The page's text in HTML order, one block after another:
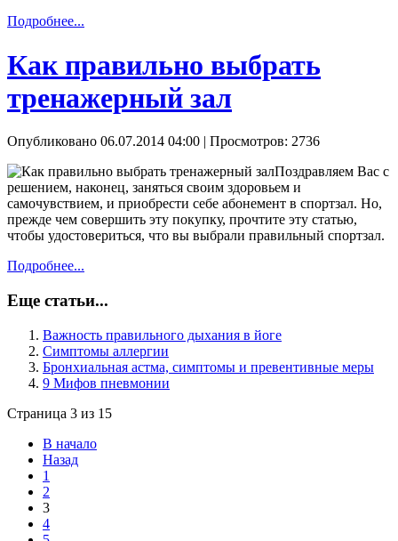
Подробнее...
Как правильно выбрать
тренажерный зал
Опубликовано 06.07.2014 04:00 | Просмотров: 2736
Поздравляем Вас с
решением, наконец, заняться своим здоровьем и
самочувствием, и приобрести себе абонемент в спортзал. Но,
прежде чем совершить эту покупку, прочтите эту статью,
чтобы удостовериться, что вы выбрали правильный спортзал.
Подробнее...
Еще статьи...
Важность правильного дыхания в йоге
Симптомы аллергии
Бронхиальная астма, симптомы и превентивные меры
9 Мифов пневмонии
Страница 3 из 15
В начало
Назад
1
2
3
4